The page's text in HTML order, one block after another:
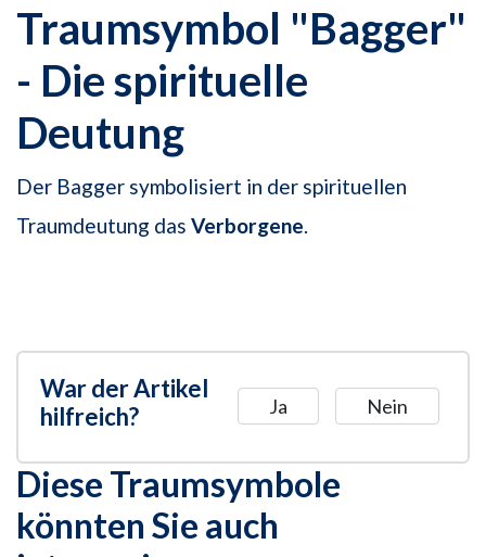
Traumsymbol "Bagger"
- Die spirituelle
Deutung
Der Bagger symbolisiert in der spirituellen
Traumdeutung das Verborgene
War der Artikel
hilfreich?
Ja Nein
Diese Traumsymbole
könnten Sie auch